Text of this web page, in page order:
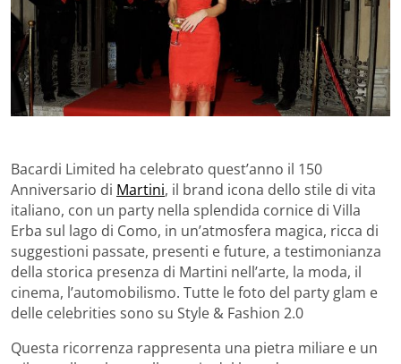
Bacardi Limited ha celebrato quest’anno il 150
Anniversario di Martini, il brand icona dello stile di vita
italiano, con un party nella splendida cornice di Villa
Erba sul lago di Como, in un’atmosfera magica, ricca di
suggestioni passate, presenti e future, a testimonianza
della storica presenza di Martini nell’arte, la moda, il
cinema, l’automobilismo. Tutte le foto del party glam e
delle celebrities sono su Style & Fashion 2.0
Questa ricorrenza rappresenta una pietra miliare e un